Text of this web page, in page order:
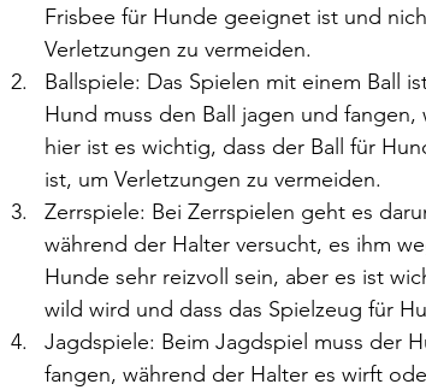
Frisbee für Hunde geeignet ist und
Verletzungen zu vermeiden.
Ballspiele: Das Spielen mit einem Ball
Hund muss den Ball jagen und
hier ist es wichtig, dass der Ball für
ist, um Verletzungen zu vermeiden.
Zerrspiele: Bei Zerrspielen geht es
während der Halter versucht, es ihm
Hunde sehr reizvoll sein, aber es ist
wild wird und dass das Spielzeug für
Jagdspiele: Beim Jagdspiel muss der
fangen, während der Halter es wirft